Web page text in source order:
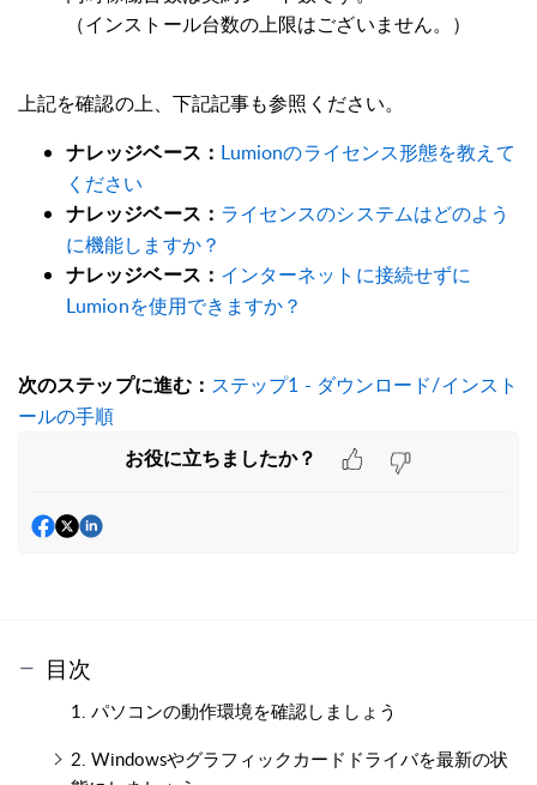
（インストール台数の上限はございません。）
上記を確認の上、下記記事も参照ください。
ナレッジベース： Lumionのライセンス形態を教えて
ください
ナレッジベース： ライセンスのシステムはどのよう
に機能しますか？
ナレッジベース： インターネットに接続せずに
Lumionを使用できますか？
次のステップに進む： ステップ1 - ダウンロード/インスト
ールの手順
お役に立ちましたか？
目次
1. パソコンの動作環境を確認しましょう
2. Windowsやグラフィックカードドライバを最新の状